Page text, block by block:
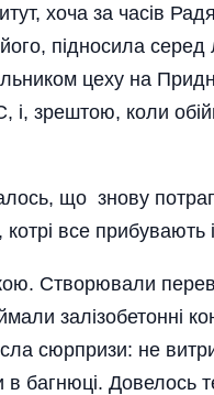
хоча за часів
підносила
цеху на
і, зрештою, коли
що знову
все прибувають
Створювали
залізобетонні
сюрпризи: не
багнюці. Довелось